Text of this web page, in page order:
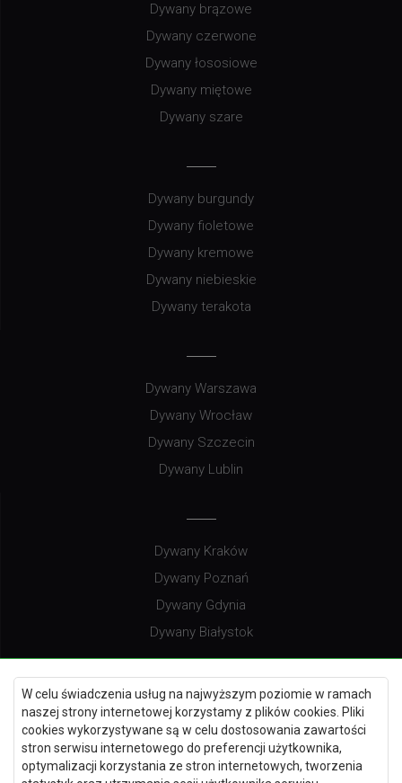
W celu świadczenia usług na najwyższym poziomie w ramach
naszej strony internetowej korzystamy z plików cookies. Pliki
cookies wykorzystywane są w celu dostosowania zawartości
stron serwisu internetowego do preferencji użytkownika,
optymalizacji korzystania ze stron internetowych, tworzenia
Dywany brązowe
Dywany czerwone
Dywany łososiowe
Dywany miętowe
Dywany szare
Dywany burgundy
Dywany fioletowe
Dywany kremowe
Dywany niebieskie
Dywany terakota
Dywany Warszawa
Dywany Wrocław
Dywany Szczecin
Dywany Lublin
Dywany Kraków
Dywany Poznań
Dywany Gdynia
Dywany Białystok
Dywany Kielce
Dywany Gdańsk
Dywany Toruń